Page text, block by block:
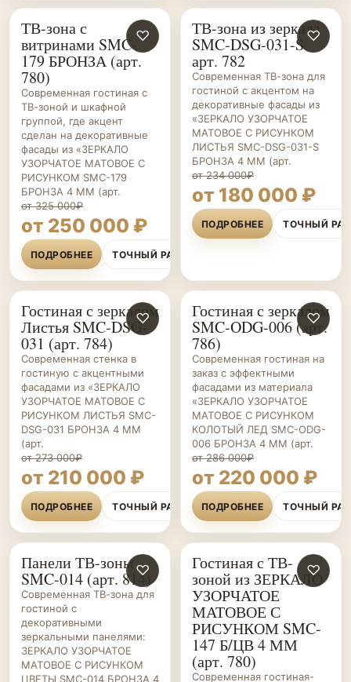
ГОСТИНЫЕ НА ЗАКАЗ
♡
ТВ-зона с
витринами SMC-
179 БРОНЗА (арт.
780)
Современная гостиная с
ТВ-зоной и шкафной
группой, где акцент
сделан на декоративные
фасады из «ЗЕРКАЛО
УЗОРЧАТОЕ МАТОВОЕ С
РИСУНКОМ SMC-179
БРОНЗА 4 ММ (арт.
от 325 000₽
от 250 000 ₽
ПОДРОБНЕЕ ТОЧНЫЙ РАСЧЁТ
ГОСТИНЫЕ НА ЗАКАЗ
♡
ТВ-зона из зеркала
SMC-DSG-031-S
арт. 782
Современная ТВ-зона для
гостиной с акцентом на
декоративные фасады из
«ЗЕРКАЛО УЗОРЧАТОЕ
МАТОВОЕ С РИСУНКОМ
ЛИСТЬЯ SMC-DSG-031-S
БРОНЗА 4 ММ (арт.
от 234 000₽
от 180 000 ₽
ПОДРОБНЕЕ ТОЧНЫЙ
ГОСТИНЫЕ НА ЗАКАЗ
♡
Гостиная с зеркалом
Листья SMC-DSG-
031 (арт. 784)
Современная стенка в
гостиную с акцентными
фасадами из «ЗЕРКАЛО
УЗОРЧАТОЕ МАТОВОЕ С
РИСУНКОМ ЛИСТЬЯ SMC-
DSG-031 БРОНЗА 4 ММ
(арт.
от 273 000₽
от 210 000 ₽
ПОДРОБНЕЕ ТОЧНЫЙ РАСЧЁТ
ГОСТИНЫЕ НА ЗАКАЗ
♡
Гостиная с зеркалом
SMC-ODG-006 (арт.
786)
Современная гостиная на
заказ с эффектными
фасадами из материала
«ЗЕРКАЛО УЗОРЧАТОЕ
МАТОВОЕ С РИСУНКОМ
КОЛОТЫЙ ЛЕД SMC-ODG-
006 БРОНЗА 4 ММ (арт.
от 286 000₽
от 220 000 ₽
ПОДРОБНЕЕ ТОЧНЫЙ
ГОСТИНЫЕ НА ЗАКАЗ
♡
Панели ТВ-зоны
SMC-014 (арт. 814)
Современная ТВ-зона для
гостиной с
декоративными
зеркальными панелями:
ЗЕРКАЛО УЗОРЧАТОЕ
МАТОВОЕ С РИСУНКОМ
ЦВЕТЫ SMC-014 БРОНЗА 4
ГОСТИНЫЕ НА ЗАКАЗ
♡
Гостиная с ТВ-
зоной из ЗЕРКАЛО
УЗОРЧАТОЕ
МАТОВОЕ С
РИСУНКОМ SMC-
147 Б/ЦВ 4 ММ
(арт. 780)
Современная гостиная-